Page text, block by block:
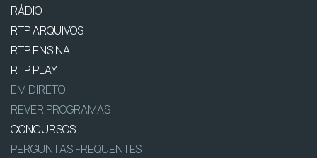
RÁDIO
RTP ARQUIVOS
RTP ENSINA
RTP PLAY
EM DIRETO
REVER PROGRAMAS
CONCURSOS
PERGUNTAS FREQUENTES